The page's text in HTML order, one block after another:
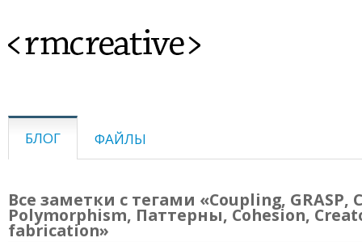
<rmcreative>
БЛОГ ФАЙЛЫ
Все заметки с тегами «Coupling, GRASP,
Polymorphism, Паттерны, Cohesion,
fabrication»